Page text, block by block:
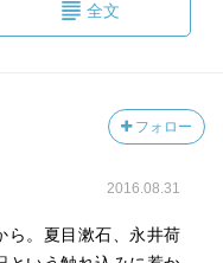
全文
フォロー
2016.08.31
ら。夏目漱石、永井荷